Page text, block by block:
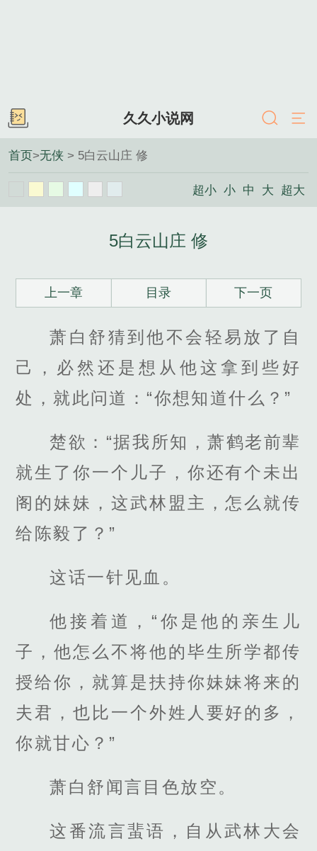
久久小说网
首页>无侠 > 5白云山庄 修
超小 小 中 大 超大
5白云山庄 修
上一章 目录 下一页
萧白舒猜到他不会轻易放了自
己，必然还是想从他这拿到些好
处，就此问道：“你想知道什么？”
楚欲：“据我所知，萧鹤老前辈
就生了你一个儿子，你还有个未出
阁的妹妹，这武林盟主，怎么就传
给陈毅了？”
这话一针见血。
他接着道，“你是他的亲生儿
子，他怎么不将他的毕生所学都传
授给你，就算是扶持你妹妹将来的
夫君，也比一个外姓人要好的多，
你就甘心？”
萧白舒闻言目色放空。
这番流言蜚语，自从武林大会